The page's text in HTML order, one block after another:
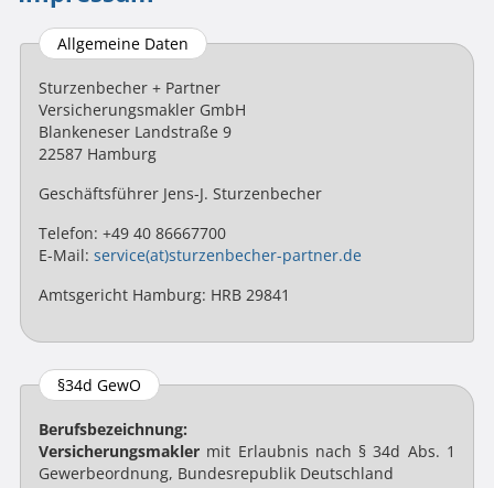
Allgemeine Daten
Sturzenbecher + Partner
Versicherungsmakler GmbH
Blankeneser Landstraße 9
22587 Hamburg
Geschäftsführer Jens-J. Sturzenbecher
Telefon: +49 40 86667700
E-Mail: service(at)sturzenbecher-partner.de
Amtsgericht Hamburg: HRB 29841
§34d GewO
Berufsbezeichnung:
Versicherungsmakler mit Erlaubnis nach § 34d Abs. 1
Gewerbeordnung, Bundesrepublik Deutschland